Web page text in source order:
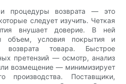
и процедуры возврата — это
следует изучить. Четкая
внушает доверие. В ней
объем, условия покрытия и
возврата товара. Быстрое
претензий — осмотр, анализ
возмещение — минимизирует
производства. Поставщики,